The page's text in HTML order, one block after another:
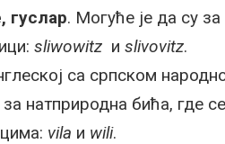
гуслар. Могуће је да су
sliwowitz и slivovitz.
са српском
натприродна бића, где
vila и wili.